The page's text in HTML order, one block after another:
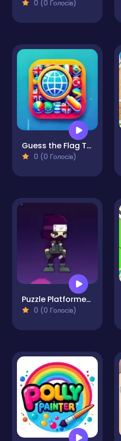
0 (0 Голосів)
Guess the Flag Trivia
0 (0 Голосів)
Puzzle Platformer Coin Collector Game
0 (0 Голосів)